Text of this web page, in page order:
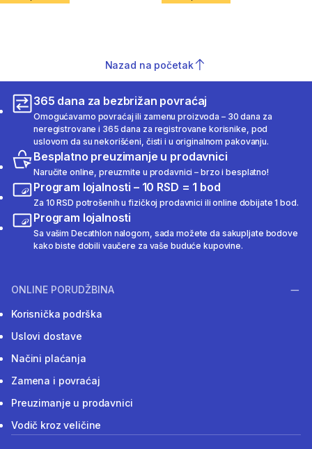
Nazad na početak
365 dana za bezbrižan povraćaj
Omogućavamo povraćaj ili zamenu proizvoda – 30 dana za
neregistrovane i 365 dana za registrovane korisnike, pod
uslovom da su nekorišćeni, čisti i u originalnom pakovanju.
Besplatno preuzimanje u prodavnici
Naručite online, preuzmite u prodavnici – brzo i besplatno!
Program lojalnosti – 10 RSD = 1 bod
Za 10 RSD potrošenih u fizičkoj prodavnici ili online dobijate 1 bod.
Program lojalnosti
Sa vašim Decathlon nalogom, sada možete da sakupljate bodove
kako biste dobili vaučere za vaše buduće kupovine.
ONLINE PORUDŽBINA
Korisnička podrška
Uslovi dostave
Načini plaćanja
Zamena i povraćaj
Preuzimanje u prodavnici
Vodič kroz veličine